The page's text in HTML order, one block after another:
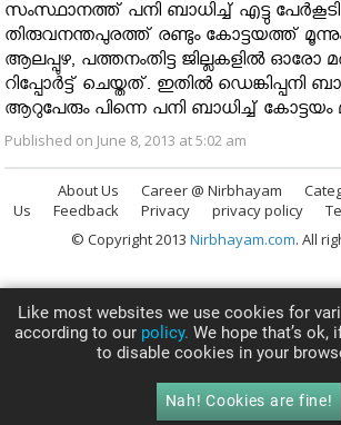
സംസ്ഥാനത്ത് പനി ബാധിച്ച് എട്ടു പേര്‍കൂടി
തിരുവനന്തപുരത്ത് രണ്ടും കോട്ടയത്ത്
ആലപ്പുഴ, പത്തനംതിട്ട ജില്ലകളില്‍
റിപ്പോര്‍ട്ട് ചെയ്തത്. ഇതിൽ ഡെങ്കിപ്പനി
ആറുപേരും പിന്നെ പനി ബാധിച്ച് കോട്ടയം
Published on June 8, 2013 at 5:02 am
About Us Career @ Nirbhayam
Us
Feedback Privacy privacy policy
© Copyright 2013 Nirbhayam.com. All
Like most websites we use cookies for
according to our policy. We hope that’s ok,
to disable cookies in your
Nah! Cookies are fine!